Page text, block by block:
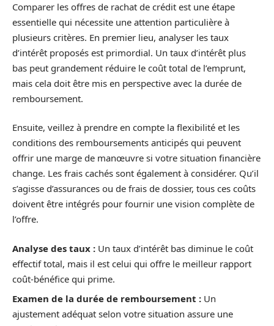
Comparer les offres de rachat de crédit est une étape
essentielle qui nécessite une attention particulière à
plusieurs critères. En premier lieu, analyser les taux
d’intérêt proposés est primordial. Un taux d’intérêt plus
bas peut grandement réduire le coût total de l’emprunt,
mais cela doit être mis en perspective avec la durée de
remboursement.
Ensuite, veillez à prendre en compte la flexibilité et les
conditions des remboursements anticipés qui peuvent
offrir une marge de manœuvre si votre situation financière
change. Les frais cachés sont également à considérer. Qu’il
s’agisse d’assurances ou de frais de dossier, tous ces coûts
doivent être intégrés pour fournir une vision complète de
l’offre.
Analyse des taux : Un taux d’intérêt bas diminue le coût
effectif total, mais il est celui qui offre le meilleur rapport
coût-bénéfice qui prime.
Examen de la durée de remboursement : Un
ajustement adéquat selon votre situation assure une